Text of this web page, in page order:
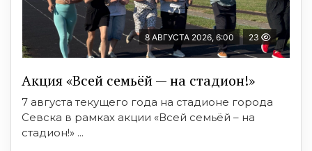
8 АВГУСТА 2026, 6:00 23
Акция «Всей семьёй — на стадион!»
7 августа текущего года на стадионе города
Севска в рамках акции «Всей семьёй – на
стадион!» ...